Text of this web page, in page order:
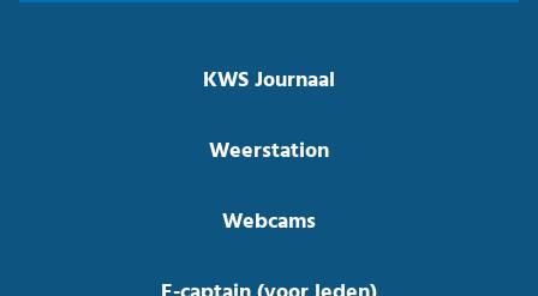
KWS Journaal
Weerstation
Webcams